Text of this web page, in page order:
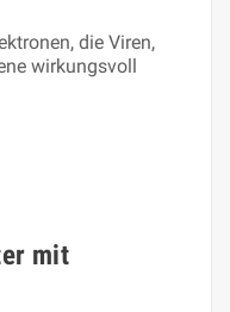
die Viren,
wirkungsvoll
mit